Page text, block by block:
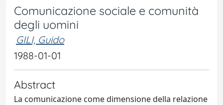
Comunicazione sociale e comunità
degli uomini
GILI, Guido
1988-01-01
Abstract
La comunicazione come dimensione della relazione